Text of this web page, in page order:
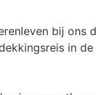
bij ons
in de